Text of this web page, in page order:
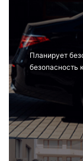
Планирует
безопасность